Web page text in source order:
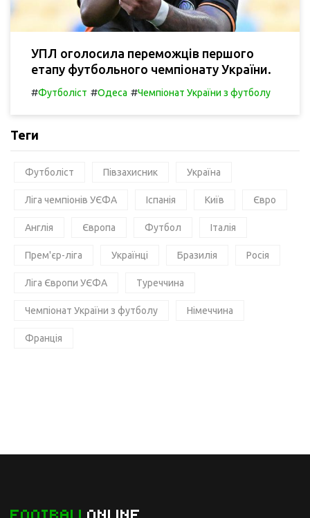
УПЛ оголосила переможців першого
етапу футбольного чемпіонату України.
#Футболіст #Одеса #Чемпіонат України з футболу
Теги
Футболіст Півзахисник Україна
Ліга чемпіонів УЄФА Іспанія Київ Євро
Англія Європа Футбол Італія
Прем'єр-ліга Українці Бразилія Росія
Ліга Європи УЄФА Туреччина
Чемпіонат України з футболу Німеччина
Франція